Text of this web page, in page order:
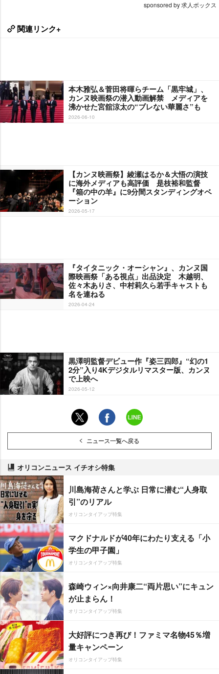
sponsored by 求人ボックス
関連リンク+
本木雅弘＆菅田将暉らチーム「黒牢城」、
カンヌ映画祭の潜入動画解禁 メディアを
沸かせた宮舘涼太の“ブレない華麗さ”も
2026-06-10
【カンヌ映画祭】綾瀬はるか＆大悟の演技
に海外メディアも高評価 是枝裕和監督
『箱の中の羊』に9分間スタンディングオベ
ーション
2026-05-17
『タイタニック・オーシャン』、カンヌ国
際映画祭「ある視点」出品決定 木越明、
佐々木ありさ、中村莉久ら若手キャストも
名を連ねる
2026-04-24
黒澤明監督デビュー作『姿三四郎』“幻の1
2分”入り4Kデジタルリマスター版、カンヌ
で上映へ
2026-05-12
ニュース一覧へ戻る
オリコンニュース イチオシ特集
川島海荷さんと学ぶ 日常に潜む“人身取
引”のリアル
オリコンタイアップ特集
マクドナルドが40年にわたり支える「小
学生の甲子園」
オリコンタイアップ特集
森崎ウィン×向井康二“両片思い”にキュン
が止まらん！
オリコンタイアップ特集
大好評につき再び！ファミマ名物45％増
量キャンペーン
オリコンタイアップ特集